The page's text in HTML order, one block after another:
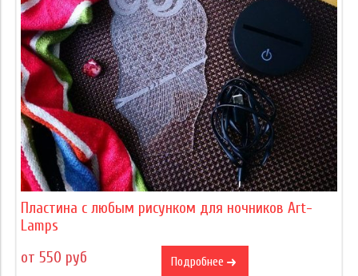
Пластина с любым рисунком для ночников Art-
Lamps
от 550 руб
Подробнее